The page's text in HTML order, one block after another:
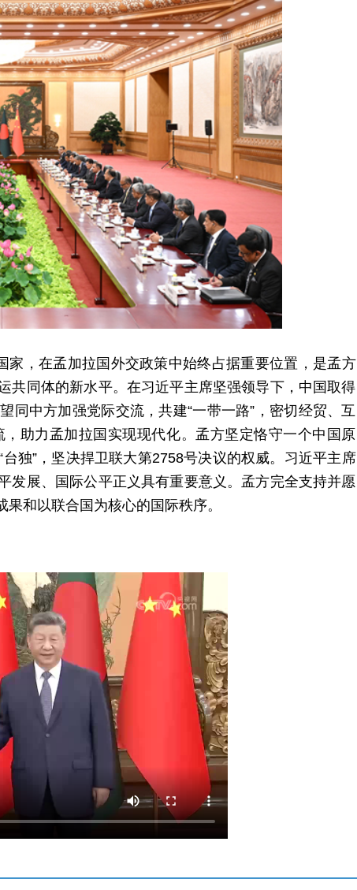
，在孟加拉国外交政策中始终占据重要位置，是孟方
共同体的新水平。在习近平主席坚强领导下，中国取得
中方加强党际交流，共建“一带一路”，密切经贸、互
助力孟加拉国实现现代化。孟方坚定恪守一个中国原
独”，坚决捍卫联大第2758号决议的权威。习近平主席
发展、国际公平正义具有重要意义。孟方完全支持并愿
和以联合国为核心的国际秩序。